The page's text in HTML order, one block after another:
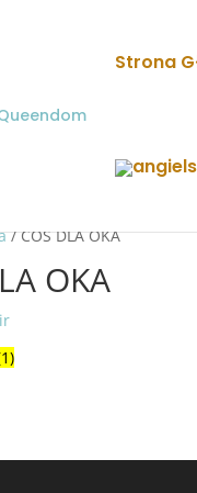
Strona
/ COŚ DLA OKA
OKA